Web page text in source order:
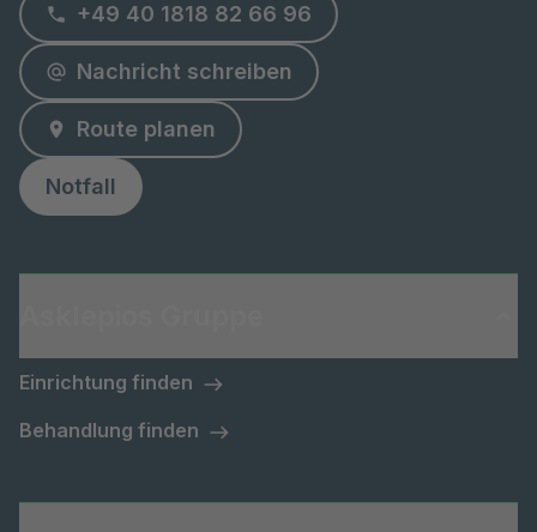
+49 40 1818 82 66 96
Nachricht schreiben
Route planen
Notfall
Einrichtung finden
Behandlung finden